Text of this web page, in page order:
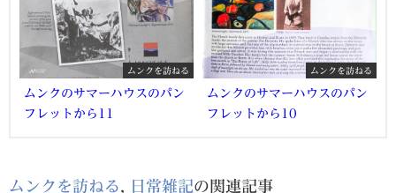
ムンクを訪ねる
ムンクのサマーハウスのパン
フレットから11
ムンクを訪ねる
ムンクのサマーハウスのパン
フレットから10
ムンクを訪ねる , 日常雑記の関連記事